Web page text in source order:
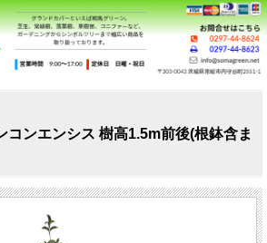
コンエンシス 樹高1.5m前後(根鉢含ま